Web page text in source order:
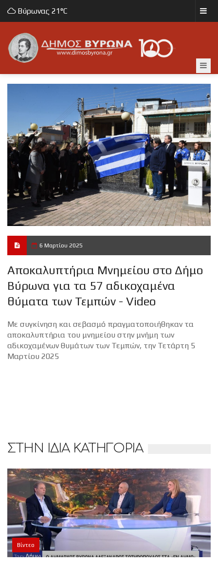
Βύρωνας 21°C
6 Μαρτίου 2025
Αποκαλυπτήρια Μνημείου στο Δήμο
Βύρωνα για τα 57 αδικοχαμένα
θύματα των Τεμπών - Video
Με συγκίνηση και σεβασμό πραγματοποιήθηκαν τα
αποκαλυπτήρια του μνημείου στην μνήμη των
αδικοχαμένων θυμάτων των Τεμπών, την Τετάρτη 5
Μαρτίου 2025
ΣΤΗΝ ΙΔΙΑ ΚΑΤΗΓΟΡΙΑ
Βίντεο